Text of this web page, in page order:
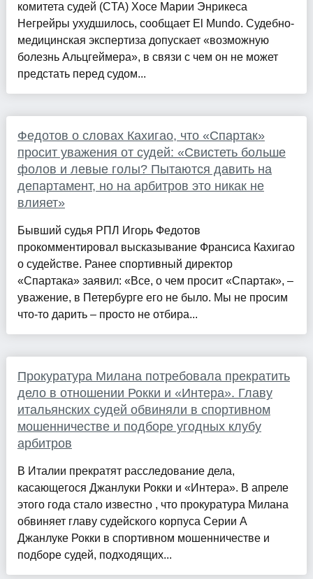
комитета судей (CTA) Хосе Марии Энрикеса
Негрейры ухудшилось, сообщает El Mundo. Судебно-
медицинская экспертиза допускает «возможную
болезнь Альцгеймера», в связи с чем он не может
предстать перед судом...
Федотов о словах Кахигао, что «Спартак»
просит уважения от судей: «Свистеть больше
фолов и левые голы? Пытаются давить на
департамент, но на арбитров это никак не
влияет»
Бывший судья РПЛ Игорь Федотов
прокомментировал высказывание Франсиса Кахигао
о судействе. Ранее спортивный директор
«Спартака» заявил: «Все, о чем просит «Спартак», –
уважение, в Петербурге его не было. Мы не просим
что-то дарить – просто не отбира...
Прокуратура Милана потребовала прекратить
дело в отношении Рокки и «Интера». Главу
итальянских судей обвиняли в спортивном
мошенничестве и подборе угодных клубу
арбитров
В Италии прекратят расследование дела,
касающегося Джанлуки Рокки и «Интера». В апреле
этого года стало известно , что прокуратура Милана
обвиняет главу судейского корпуса Серии А
Джанлукe Рокки в спортивном мошенничестве и
подборе судей, подходящих...